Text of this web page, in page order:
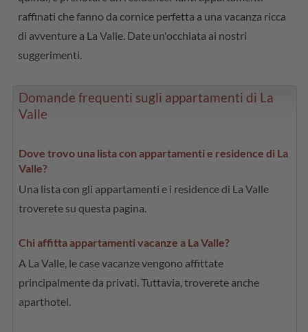
raffinati che fanno da cornice perfetta a una vacanza ricca
di avventure a La Valle. Date un'occhiata ai nostri
suggerimenti.
Domande frequenti sugli appartamenti di La
Valle
Dove trovo una lista con appartamenti e residence di La
Valle?
Una lista con gli appartamenti e i residence di La Valle
troverete su questa pagina.
Chi affitta appartamenti vacanze a La Valle?
A La Valle, le case vacanze vengono affittate
principalmente da privati. Tuttavia, troverete anche
aparthotel.